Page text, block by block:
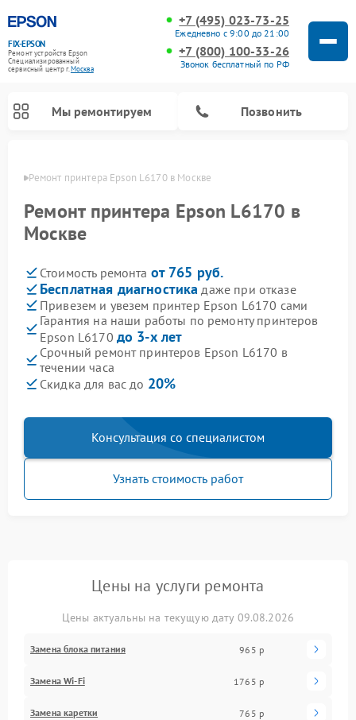
FIX-EPSON
Ремонт устройств Epson
Специализированный
cервисный центр г.Москва
+7 (495) 023-73-25
Ежедневно с 9:00 до 21:00
+7 (800) 100-33-26
Звонок бесплатный по РФ
Мы ремонтируем Позвонить
Ремонт принтера Epson L6170 в Москве
Ремонт принтера Epson L6170 в
Москве
Стоимость ремонта от 765 руб.
Бесплатная диагностика даже при отказе
Привезем и увезем принтер Epson L6170 сами
Гарантия на наши работы по ремонту принтеров
Epson L6170 до 3-х лет
Срочный ремонт принтеров Epson L6170 в
течении часа
Скидка для вас до 20%
Консультация со специалистом
Узнать стоимость работ
Цены на услуги ремонта
Цены актуальны на текущую дату 09.08.2026
Замена блока питания 965 р
Замена Wi-Fi 1765 р
Замена каретки 765 р